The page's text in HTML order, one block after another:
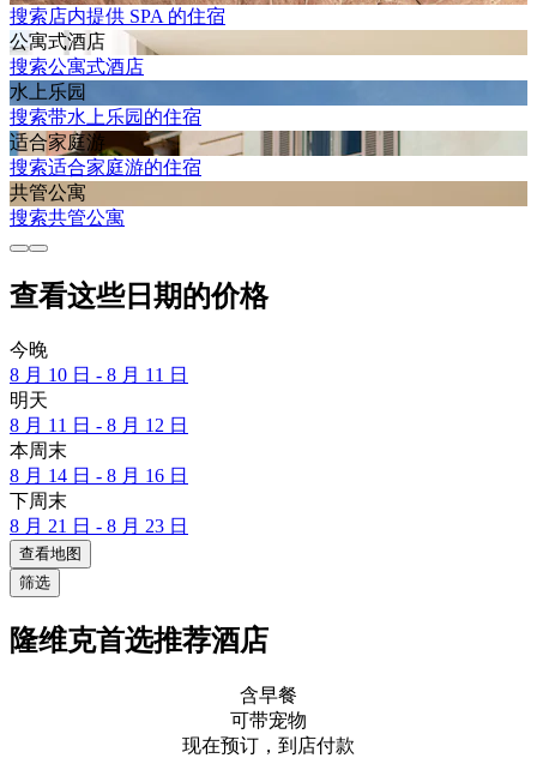
搜索店内提供 SPA 的住宿
公寓式酒店
搜索公寓式酒店
水上乐园
搜索带水上乐园的住宿
适合家庭游
搜索适合家庭游的住宿
共管公寓
搜索共管公寓
查看这些日期的价格
今晚
8 月 10 日 - 8 月 11 日
明天
8 月 11 日 - 8 月 12 日
本周末
8 月 14 日 - 8 月 16 日
下周末
8 月 21 日 - 8 月 23 日
查看地图
筛选
隆维克首选推荐酒店
含早餐
可带宠物
现在预订，到店付款